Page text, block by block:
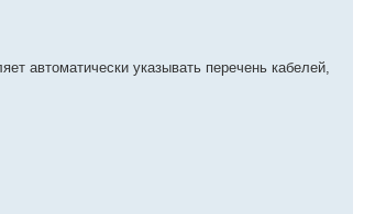
автоматически указывать перечень кабелей,